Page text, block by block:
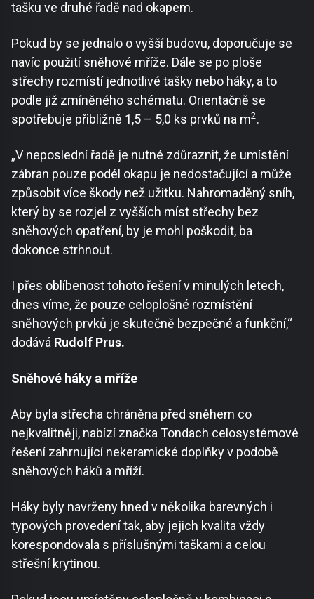
tašku ve druhé řadě nad okapem.
Pokud by se jednalo o vyšší budovu, doporučuje se
navíc použití sněhové mříže. Dále se po ploše
střechy rozmístí jednotlivé tašky nebo háky, a to
podle již zmíněného schématu. Orientačně se
spotřebuje přibližně 1,5 – 5,0 ks prvků na m2.
„V neposlední řadě je nutné zdůraznit, že umístění
zábran pouze podél okapu je nedostačující a může
způsobit více škody než užitku. Nahromaděný sníh,
který by se rozjel z vyšších míst střechy bez
sněhových opatření, by je mohl poškodit, ba
dokonce strhnout.
I přes oblíbenost tohoto řešení v minulých letech,
dnes víme, že pouze celoplošné rozmístění
sněhových prvků je skutečně bezpečné a funkční,“
dodává Rudolf Prus.
Sněhové háky a mříže
Aby byla střecha chráněna před sněhem co
nejkvalitněji, nabízí značka Tondach celosystémové
řešení zahrnující nekeramické doplňky v podobě
sněhových háků a mříží.
Háky byly navrženy hned v několika barevných i
typových provedení tak, aby jejich kvalita vždy
korespondovala s příslušnými taškami a celou
střešní krytinou.